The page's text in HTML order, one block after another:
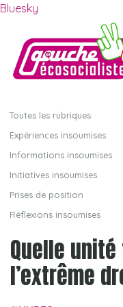
Bluesky
Toutes les rubriques
Expériences insoumises
Informations insoumises
Initiatives insoumises
Prises de position
Réflexions insoumises
Quelle
l’extrême